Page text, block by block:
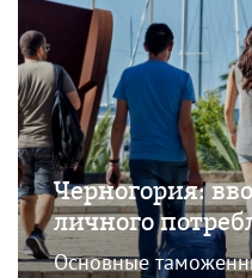
Черногория:
личного
Основные